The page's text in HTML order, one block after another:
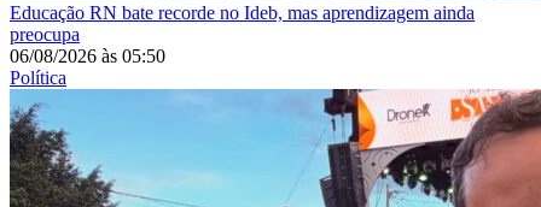
Educação RN bate recorde no Ideb, mas aprendizagem ainda
preocupa
06/08/2026 às 05:50
Política